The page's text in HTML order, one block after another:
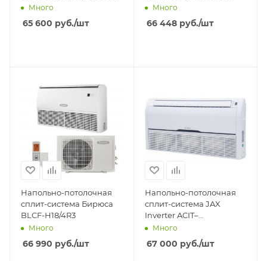
Много
65 600 руб./шт
2024 CO-F 18HNX/CO-E
Много
66 448руб./шт
Напольно-потолочная
сплит-система Бирюса
BLCF-H18/4R3
Много
66 990 руб./шт
Напольно-потолочная
сплит-система JAX
Inverter ACIT–
20HE02/ACIX-20HE02
Много
67 000 руб./шт